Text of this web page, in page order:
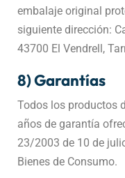
embalaje original
siguiente dirección:
43700 El Vendrell,
8) Garantías
Todos los productos
años de garantía
23/2003 de 10 de
Bienes de Consumo.